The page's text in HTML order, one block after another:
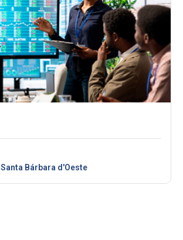
Santa Bárbara d'Oeste